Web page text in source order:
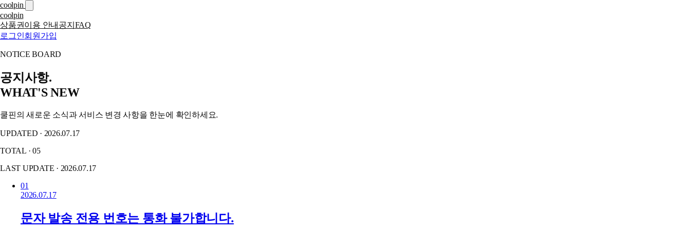
coolpin
coolpin
상품권이용 안내 공지 FAQ
로그인회원가입
NOTICE BOARD
공지사항.
WHAT'S NEW
쿨핀의 새로운 소식과 서비스 변경 사항을 한눈에 확인하세요.
UPDATED · 2026.07.17
TOTAL · 05
LAST UPDATE · 2026.07.17
01
2026.07.17
문자 발송 전용 번호는 통화 불가합니다.